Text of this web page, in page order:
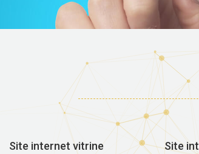
Site internet vitrine Site